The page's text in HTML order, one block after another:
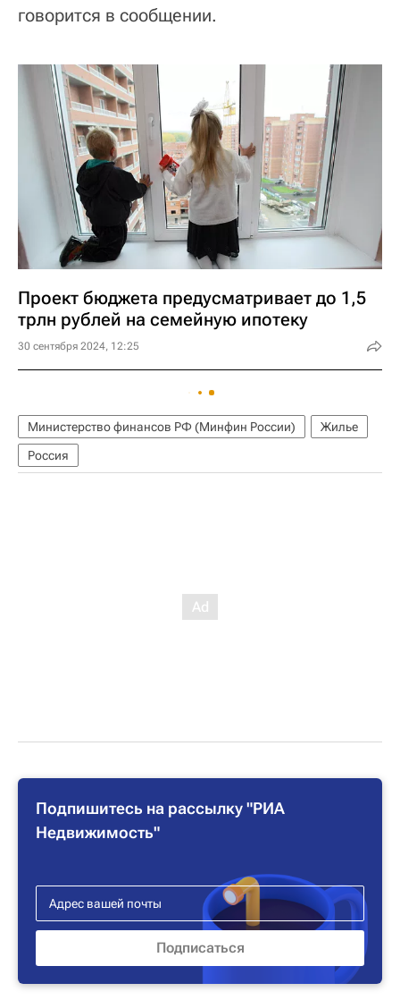
говорится в сообщении.
Проект бюджета предусматривает до 1,5
трлн рублей на семейную ипотеку
30 сентября 2024, 12:25
Министерство финансов РФ (Минфин России)
Жилье
Россия
Подпишитесь на рассылку "РИА
Недвижимость"